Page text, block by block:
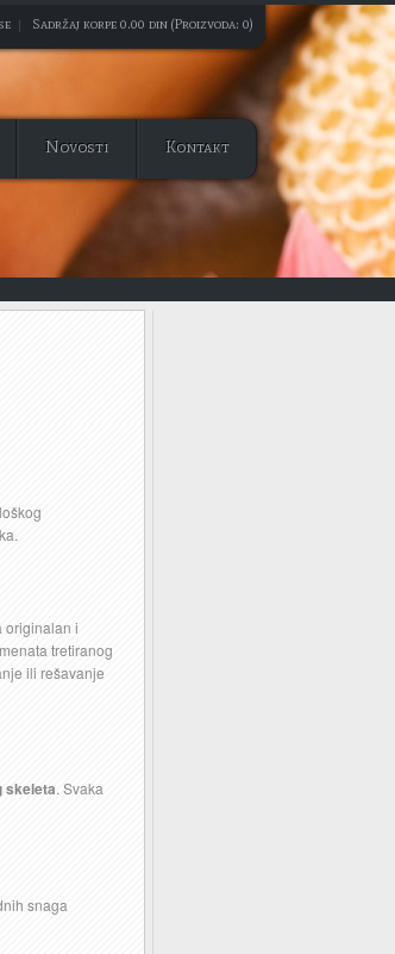
| Sadržaj korpe 0.00 din (Proizvoda: 0)
Novosti Kontakt
originalan i
tretiranog
ili rešavanje
skeleta. Svaka
snaga